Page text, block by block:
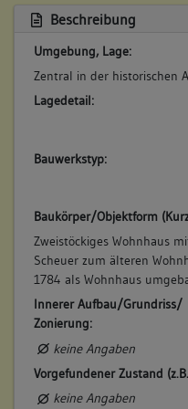
5. Besitzer:in:
(1837 - 1853)
Sohn des Johannes Schmid
Beschreibung:
Weingärtner
Betroffene Gebäudeteile:
keine
6. Besitzer:in:
Beschreibung
Umgebung, Lage:
Zentral in der historischen
Lagedetail:
Bauwerkstyp:
Baukörper/Objektform
Zweistöckiges Wohnhaus
Scheuer zum älteren
1784 als Wohnhaus
Innerer Aufbau/Grundriss/
Zonierung:
keine Angaben
Vorgefundener Zustand
keine Angaben